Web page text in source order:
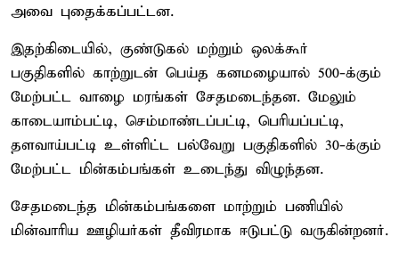
அவை புதைக்கப்பட்டன.
இதற்கிடையில், குண்டுகல் மற்றும் ஒலக்கூர்
பகுதிகளில் காற்றுடன் பெய்த கனமழையால் 500-க்கும்
மேற்பட்ட வாழை மரங்கள் சேதமடைந்தன. மேலும்
காடையாம்பட்டி, செம்மாண்டப்பட்டி, பெரியப்பட்டி,
தளவாய்பட்டி உள்ளிட்ட பல்வேறு பகுதிகளில் 30-க்கும்
மேற்பட்ட மின்கம்பங்கள் உடைந்து விழுந்தன.
சேதமடைந்த மின்கம்பங்களை மாற்றும் பணியில்
மின்வாரிய ஊழியர்கள் தீவிரமாக ஈடுபட்டு வருகின்றனர்.